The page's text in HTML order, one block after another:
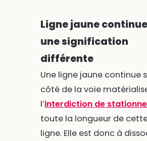
Ligne jaune
une signification
différente
Une ligne jaune continue
côté de la voie
l’interdiction de
toute la longueur de
ligne. Elle est donc à